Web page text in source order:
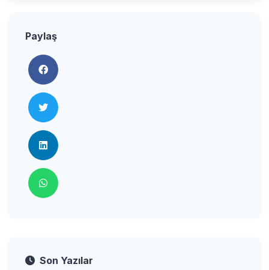
Paylaş
Son Yazılar